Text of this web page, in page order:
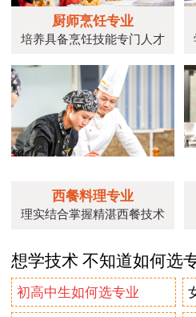
厨师烹饪专业
培养具备烹饪技能专门人才
西餐料理专业
理实结合掌握精湛西餐技术
想学技术 不知道如何选
初高中生如何选专业